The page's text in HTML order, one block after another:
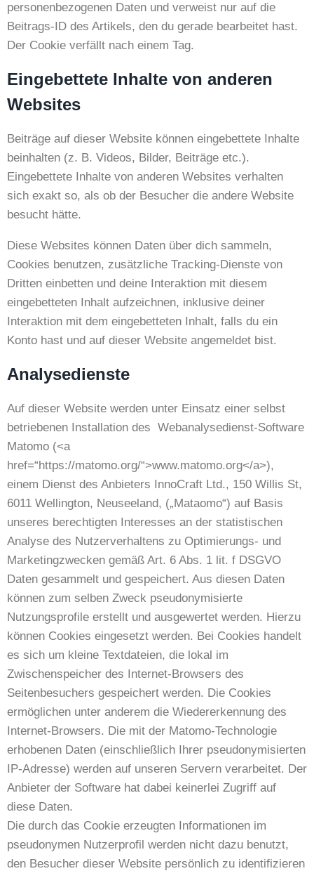
personenbezogenen Daten und verweist nur auf die
Beitrags-ID des Artikels, den du gerade bearbeitet hast.
Der Cookie verfällt nach einem Tag.
Eingebettete Inhalte von anderen
Websites
Beiträge auf dieser Website können eingebettete Inhalte
beinhalten (z. B. Videos, Bilder, Beiträge etc.).
Eingebettete Inhalte von anderen Websites verhalten
sich exakt so, als ob der Besucher die andere Website
besucht hätte.
Diese Websites können Daten über dich sammeln,
Cookies benutzen, zusätzliche Tracking-Dienste von
Dritten einbetten und deine Interaktion mit diesem
eingebetteten Inhalt aufzeichnen, inklusive deiner
Interaktion mit dem eingebetteten Inhalt, falls du ein
Konto hast und auf dieser Website angemeldet bist.
Analysedienste
Auf dieser Website werden unter Einsatz einer selbst
betriebenen Installation des Webanalysedienst-Software
Matomo (<a
href=“https://matomo.org/“>www.matomo.org</a>),
einem Dienst des Anbieters InnoCraft Ltd., 150 Willis St,
6011 Wellington, Neuseeland, („Mataomo“) auf Basis
unseres berechtigten Interesses an der statistischen
Analyse des Nutzerverhaltens zu Optimierungs- und
Marketingzwecken gemäß Art. 6 Abs. 1 lit. f DSGVO
Daten gesammelt und gespeichert. Aus diesen Daten
können zum selben Zweck pseudonymisierte
Nutzungsprofile erstellt und ausgewertet werden. Hierzu
können Cookies eingesetzt werden. Bei Cookies handelt
es sich um kleine Textdateien, die lokal im
Zwischenspeicher des Internet-Browsers des
Seitenbesuchers gespeichert werden. Die Cookies
ermöglichen unter anderem die Wiedererkennung des
Internet-Browsers. Die mit der Matomo-Technologie
erhobenen Daten (einschließlich Ihrer pseudonymisierten
IP-Adresse) werden auf unseren Servern verarbeitet. Der
Anbieter der Software hat dabei keinerlei Zugriff auf
diese Daten.
Die durch das Cookie erzeugten Informationen im
pseudonymen Nutzerprofil werden nicht dazu benutzt,
den Besucher dieser Website persönlich zu identifizieren